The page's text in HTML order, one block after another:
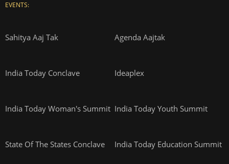
EVENTS:
Sahitya Aaj Tak Agenda Aajtak
India Today Conclave Ideaplex
India Today Woman's Summit India Today Youth Summit
State Of The States Conclave India Today Education Summit